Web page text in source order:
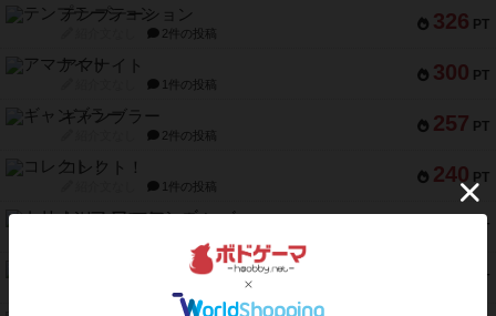
326 PT
テンプテーション
2件の投稿
300 PT
アマナイト
1件の投稿
257 PT
ギャンブラー
2件の投稿
240 PT
コレクト！
1件の投稿
PT
トリオンフ ア マレンゴ
PT